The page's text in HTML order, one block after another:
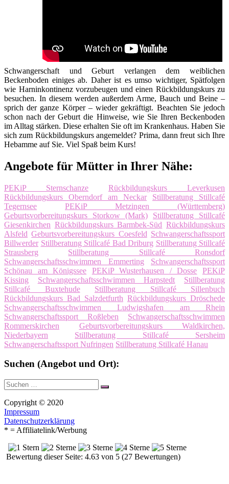
Schwangerschaft und Geburt verlangen dem weiblichen
Beckenboden einiges ab. Daher ist es umso wichtiger, Spätfolgen
wie Harninkontinenz vorzubeugen und einen Rückbildungskurs zu
besuchen. In diesem werden außerdem Arme, Bauch und Beine –
sprich der ganze Körper – wieder gekräftigt. Beachten Sie jedoch
schon nach der Geburt die Hinweise, wie Sie Ihren Beckenboden
im Alltag stärken. Diese erhalten Sie oft im Krankenhaus. Haben Sie
sich zum Rückbildungskurs angemeldet? Prima, dann freut sich Ihre
Hebamme auf Sie. Viel Spaß beim Kurs!
Angebote für Mütter in Ihrer Nähe:
PEKiP Sternschanze
Rückbildungskurs Leverkusen
Rückbildungskurs Oberndorf am Neckar
Stillberatung Stillcafé
Tegernsee
PEKiP Metzingen (Württemberg)
Geburtsvorbereitungskurs Storkow (Mark)
Stillberatung Stillcafé
Giesenkirchen Rückbildungskurs Barmbek-Süd Rückbildungskurs
Alsfeld Geburtsvorbereitungskurs Coesfeld Schwangerschaftssport
Billwerder Stillberatung Stillcafé Bad Driburg Stillberatung Stillcafé
Strausberg
Stillberatung Stillcafé Ronsdorf
Schwangerschaftsschwimmen Emmerting
Schwangerschaftssport
Schönau am Königssee
PEKiP Wusterhausen / Dosse
PEKiP
Kissing
Schwangerschaftsschwimmen Harpstedt
Stillberatung
Stillcafé Buxtehude
Stillberatung Stillcafé Sillenbuch
Rückbildungskurs Bad Salzdetfurth Rückbildungskurs Dröschede
Schwangerschaftsschwimmen Ludwigshafen am Rhein
Schwangerschaftssport Roßleben
Schwangerschaftsschwimmen
Rommerskirchen
Geburtsvorbereitungskurs Waldkirchen,
Niederbayern
Stillberatung Stillcafé Sersheim
Schwangerschaftssport Nufringen Stillberatung Stillcafé Hanau
Suchen (Angebot und Ort):
Suche
nach:
Suchen
Copyright © 2020
Impressum
Datenschutzerklärung
* = Affiliatelink/Werbung
Bewertung dieser Seite: 4.63 von 5 (27 Bewertungen)